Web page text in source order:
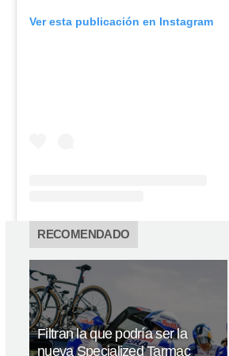
Ver esta publicación en Instagram
RECOMENDADO
Filtran la que podría ser la
nueva Specialized Tarmac